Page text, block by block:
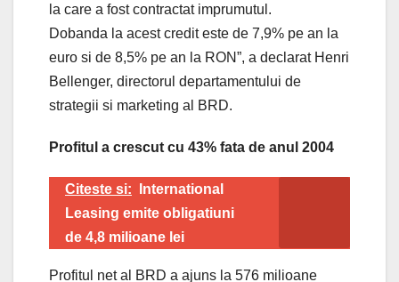
la care a fost contractat imprumutul.
Dobanda la acest credit este de 7,9% pe an la
euro si de 8,5% pe an la RON”, a declarat Henri
Bellenger, directorul departamentului de
strategii si marketing al BRD.
Profitul a crescut cu 43% fata de anul 2004
Citeste si:
International
Leasing emite obligatiuni
de 4,8 milioane lei
Profitul net al BRD a ajuns la 576 milioane